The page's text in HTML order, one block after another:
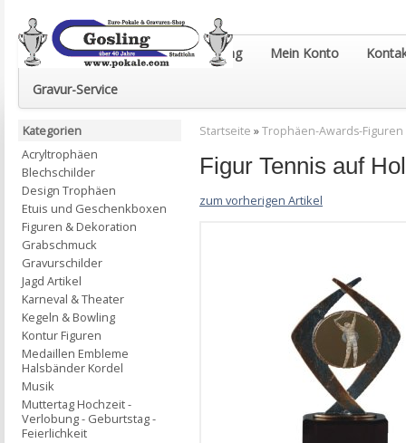
Euro-Pokale & Gravur-Shop Gosling Mein Konto
Gravur-Service
Startseite »Trophäen-Awards-Figuren
Figur Tennis auf
zum vorherigen Artikel
Kategorien
Acryltrophäen
Blechschilder
Design Trophäen
Etuis und Geschenkboxen
Figuren & Dekoration
Grabschmuck
Gravurschilder
Jagd Artikel
Karneval & Theater
Kegeln & Bowling
Kontur Figuren
Medaillen Embleme
Halsbänder Kordel
Musik
Muttertag Hochzeit -
Verlobung - Geburtstag -
Feierlichkeit